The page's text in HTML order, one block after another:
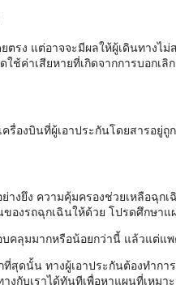
ตรง แต่อาจจะมีผลให้ผู้เดินทาง
ช้ค่าเสียหายที่เกิดจากการบอก
รื่องบินที่ผู้เอาประกันโดยสารอยู่ถู
งยึง ความคุ้มครองช่วยเหลือฉุก
องรถฉุกเฉินให้ด้วย โปรดศึกษา
คลุมมากหรือน้อยกว่านี้ แล้วแต่แ
ดนั้น ทางผู้เอาประกันต้องทำกา
งกับเราได้ทันทีเพื่อหาแผนที่เหม